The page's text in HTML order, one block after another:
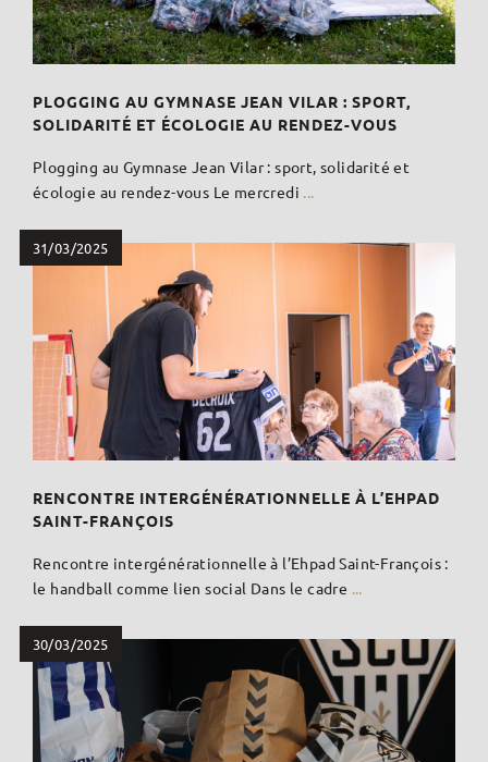
PLOGGING AU GYMNASE JEAN VILAR : SPORT,
SOLIDARITÉ ET ÉCOLOGIE AU RENDEZ-VOUS
Plogging au Gymnase Jean Vilar : sport, solidarité et
écologie au rendez-vous Le mercredi ...
RENCONTRE INTERGÉNÉRATIONNELLE À L’EHPAD
SAINT-FRANÇOIS
31/03/2025
Rencontre intergénérationnelle à l’Ehpad Saint-François :
le handball comme lien social Dans le cadre ...
30/03/2025